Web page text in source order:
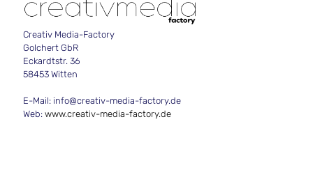
Creativ Media-Factory
Golchert GbR
Eckardtstr. 36
58453 Witten
E-Mail: info@creativ-media-factory.de
Web: www.creativ-media-factory.de